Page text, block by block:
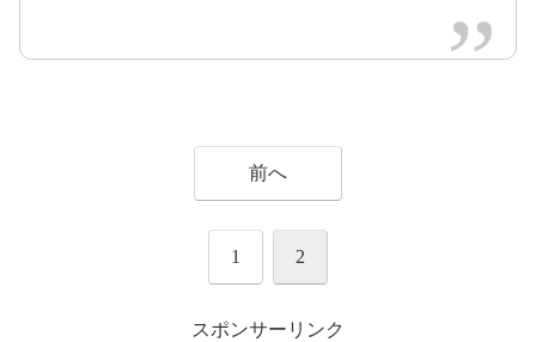
#Metropoliz
2017年1月14日
前へ
1 2
スポンサーリンク